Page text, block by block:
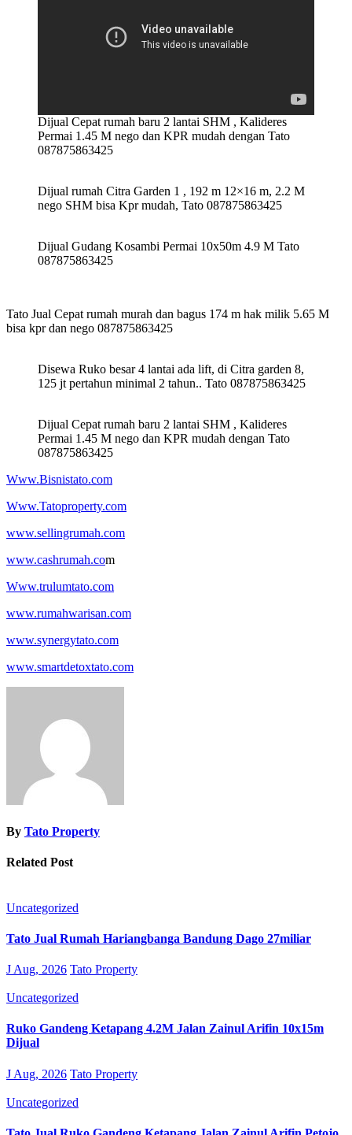
Dijual Cepat rumah baru 2 lantai SHM , Kalideres
Permai 1.45 M nego dan KPR mudah dengan Tato
087875863425
Dijual rumah Citra Garden 1 , 192 m 12×16 m, 2.2 M
nego SHM bisa Kpr mudah, Tato 087875863425
Dijual Gudang Kosambi Permai 10x50m 4.9 M Tato
087875863425
Tato Jual Cepat rumah murah dan bagus 174 m hak milik 5.65 M
bisa kpr dan nego 087875863425
Disewa Ruko besar 4 lantai ada lift, di Citra garden 8,
125 jt pertahun minimal 2 tahun.. Tato 087875863425
Dijual Cepat rumah baru 2 lantai SHM , Kalideres
Permai 1.45 M nego dan KPR mudah dengan Tato
087875863425
Www.Bisnistato.com
Www.Tatoproperty.com
www.sellingrumah.com
www.cashrumah.com
Www.trulumtato.com
www.rumahwarisan.com
www.synergytato.com
www.smartdetoxtato.com
By Tato Property
Related Post
Uncategorized
Tato Jual Rumah Hariangbanga Bandung Dago 27miliar
J Aug, 2026 Tato Property
Uncategorized
Ruko Gandeng Ketapang 4.2M Jalan Zainul Arifin 10x15m
Dijual
J Aug, 2026 Tato Property
Uncategorized